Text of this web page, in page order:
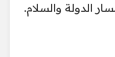
الدولة والسلام.